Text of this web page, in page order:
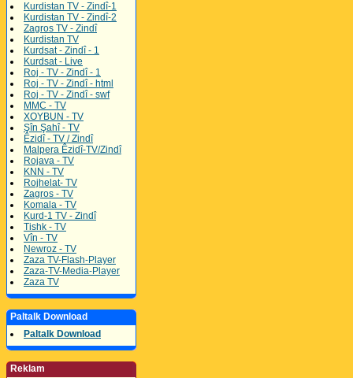
Kurdistan TV - Zindî-1
Kurdistan TV - Zindî-2
Zagros TV - Zindî
Kurdistan TV
Kurdsat - Zindî - 1
Kurdsat - Live
Roj - TV - Zindî - 1
Roj - TV - Zindî - html
Roj - TV - Zindî - swf
MMC - TV
XOYBUN - TV
Şîn Şahî - TV
Êzidî - TV / Zindî
Malpera Êzidî-TV/Zindî
Rojava - TV
KNN - TV
Rojhelat- TV
Zagros - TV
Komala - TV
Kurd-1 TV - Zindî
Tishk - TV
Vîn - TV
Newroz - TV
Zaza TV-Flash-Player
Zaza-TV-Media-Player
Zaza TV
Paltalk Download
Paltalk Download
Reklam